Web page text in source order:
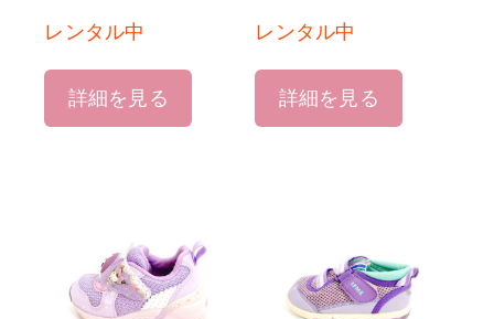
レンタル中
詳細を見る
レンタル中
詳細を見る